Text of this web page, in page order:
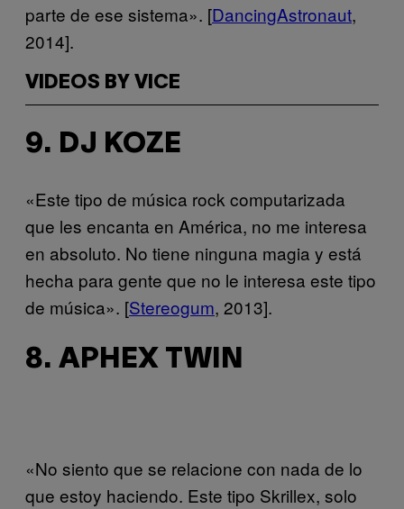
parte de ese sistema». [DancingAstronaut,
2014].
VIDEOS BY VICE
9. DJ KOZE
«Este tipo de música rock computarizada
que les encanta en América, no me interesa
en absoluto. No tiene ninguna magia y está
hecha para gente que no le interesa este tipo
de música». [Stereogum, 2013].
8. APHEX TWIN
«No siento que se relacione con nada de lo
que estoy haciendo. Este tipo Skrillex, solo